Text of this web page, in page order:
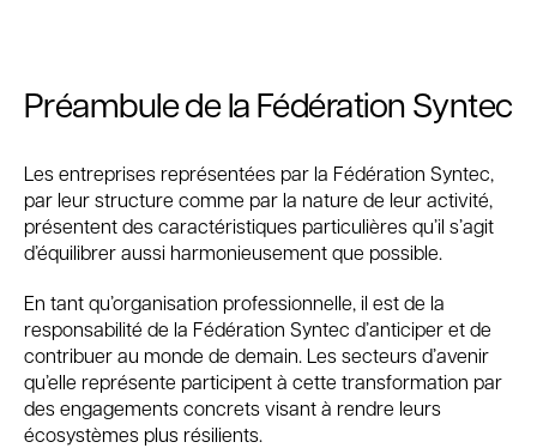
Préambule de la Fédération Syntec
Les entreprises représentées par la Fédération Syntec,
par leur structure comme par la nature de leur activité,
présentent des caractéristiques particulières qu’il s’agit
d’équilibrer aussi harmonieusement que possible.
En tant qu’organisation professionnelle, il est de la
responsabilité de la Fédération Syntec d’anticiper et de
contribuer au monde de demain. Les secteurs d’avenir
qu’elle représente participent à cette transformation par
des engagements concrets visant à rendre leurs
écosystèmes plus résilients.